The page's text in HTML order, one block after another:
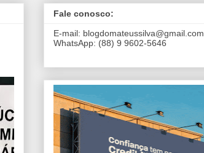
Fale conosco:
E-mail: blogdomateussilva@gmail.com
WhatsApp: (88) 9 9602-5646